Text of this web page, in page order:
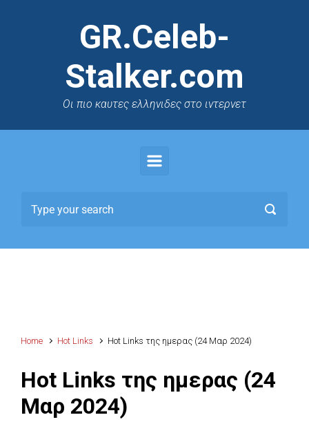
GR.Celeb-
Stalker.com
Oι πιο καυτες ελληνιδες στο ιντερνετ
Home Hot Links Hot Links της ημερας (24 Μαρ 2024)
Hot Links της ημερας (24
Μαρ 2024)